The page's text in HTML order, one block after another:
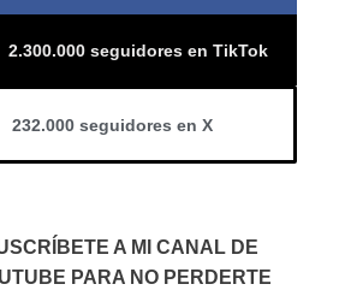
2.300.000 seguidores en TikTok
232.000 seguidores en X
A MI CANAL DE
PARA NO PERDERTE